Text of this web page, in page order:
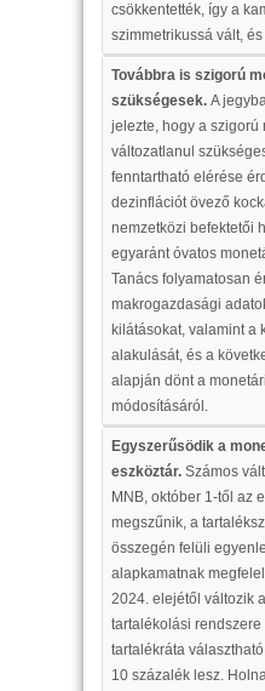
csökkentették, így a
szimmetrikussá vált,
Továbbra is szigorú
szükségesek. A
jelezte, hogy a szigorú
változatlanul
fenntartható elérése
dezinflációt övező
nemzetközi befektetői
egyaránt óvatos
Tanács folyamatosan
makrogazdasági
kilátásokat, valamint a
alakulását, és a
alapján dönt a
módosításáról.
Egyszerűsödik a
eszköztár. Számos
MNB, október 1-től az
megszűnik, a
összegén felüli
alapkamatnak
2024. elejétől változik
tartalékolási
tartalékráta
10 százalék lesz.